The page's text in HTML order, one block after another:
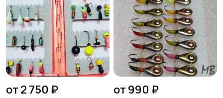
от 2 750 ₽ от 990 ₽